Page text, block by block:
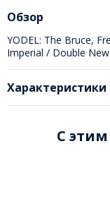
Обзор
YODEL: The Bruce,
Imperial / Double
Характеристики
C